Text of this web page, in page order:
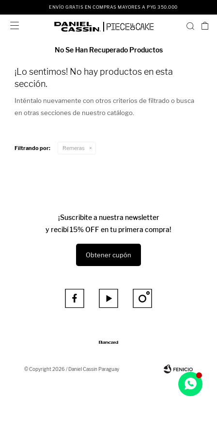
ENVÍO GRATIS EN COMPRAS MAYORES A PYG 350.000

No Se Han Recuperado Productos
¡Lo sentimos! No hay productos en esta
sección.
Inténtalo nuevamente con otros criterios de filtrado o busca
en otras secciones de nuestro catálogo.
Filtrando por: Remeras
¡Suscribite a nuestra newsletter
y recibí 15% OFF en tu primera compra!
Obtener cupón
  
© Copyright 2026 / Daniel Cassin Paraguay